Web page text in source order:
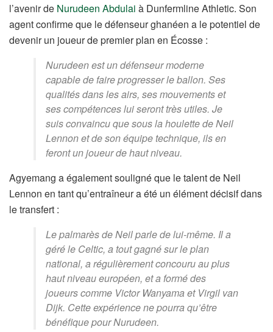
l’avenir de Nurudeen Abdulai à Dunfermline Athletic. Son
agent confirme que le défenseur ghanéen a le potentiel de
devenir un joueur de premier plan en Écosse :
Nurudeen est un défenseur moderne
capable de faire progresser le ballon. Ses
qualités dans les airs, ses mouvements et
ses compétences lui seront très utiles. Je
suis convaincu que sous la houlette de Neil
Lennon et de son équipe technique, ils en
feront un joueur de haut niveau.
Agyemang a également souligné que le talent de Neil
Lennon en tant qu’entraîneur a été un élément décisif dans
le transfert :
Le palmarès de Neil parle de lui-même. Il a
géré le Celtic, a tout gagné sur le plan
national, a régulièrement concouru au plus
haut niveau européen, et a formé des
joueurs comme Victor Wanyama et Virgil van
Dijk. Cette expérience ne pourra qu’être
bénéfique pour Nurudeen.